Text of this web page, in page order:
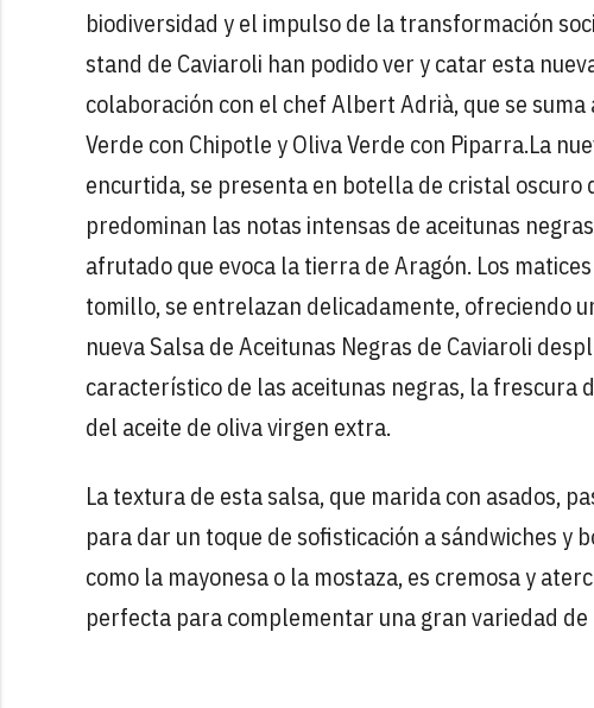
biodiversidad y el impulso de la transformación
stand de Caviaroli han podido ver y catar esta
colaboración con el chef Albert Adrià, que se
Verde con Chipotle y Oliva Verde con Piparra.La
encurtida, se presenta en botella de cristal
predominan las notas intensas de aceitunas
afrutado que evoca la tierra de Aragón. Los
tomillo, se entrelazan delicadamente, ofreciendo
nueva Salsa de Aceitunas Negras de Caviaroli
característico de las aceitunas negras, la
del aceite de oliva virgen extra.
La textura de esta salsa, que marida con asados,
para dar un toque de sofisticación a sándwiches y
como la mayonesa o la mostaza, es cremosa y
perfecta para complementar una gran variedad